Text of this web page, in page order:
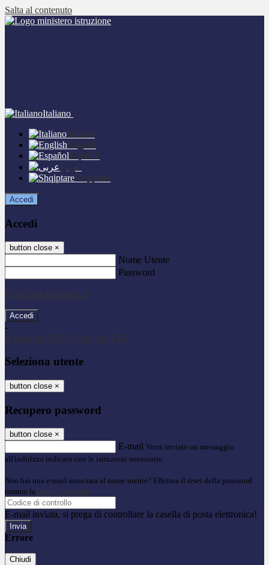
Salta al contenuto
Italiano
Italiano
English
Español
عربى
Shqiptare
Accedi
Accedi
button close ×
Nome Utente
Password
Password dimenticata?
-
Entra con SPID
Entra con CIE
Seleziona utente
button close ×
Recupero password
button close ×
E-mail Verrà inviato un messaggio
all'indirizzo indicato con le istruzioni necessarie.
Non hai una e-mail associata al nome utente? Effettua il reset della password
tramite la Login Spaggiari
E-mail inviata, si prega di controllare la casella di posta elettronica!
Errore
Chiudi